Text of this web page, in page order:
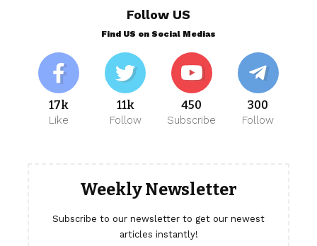
Follow US
Find US on Social Medias
17k
Like
11k
Follow
450
Subscribe
300
Follow
Weekly Newsletter
Subscribe to our newsletter to get our newest
articles instantly!